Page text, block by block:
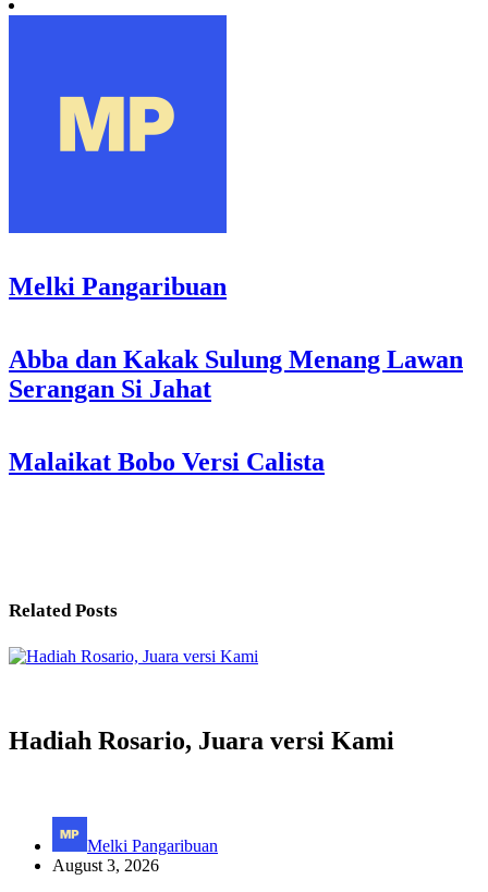
Melki Pangaribuan
Post
navigation
Abba dan Kakak Sulung Menang Lawan
Serangan Si Jahat
Malaikat Bobo Versi Calista
Related Posts
Hadiah Rosario, Juara versi Kami
Melki Pangaribuan
August 3, 2026